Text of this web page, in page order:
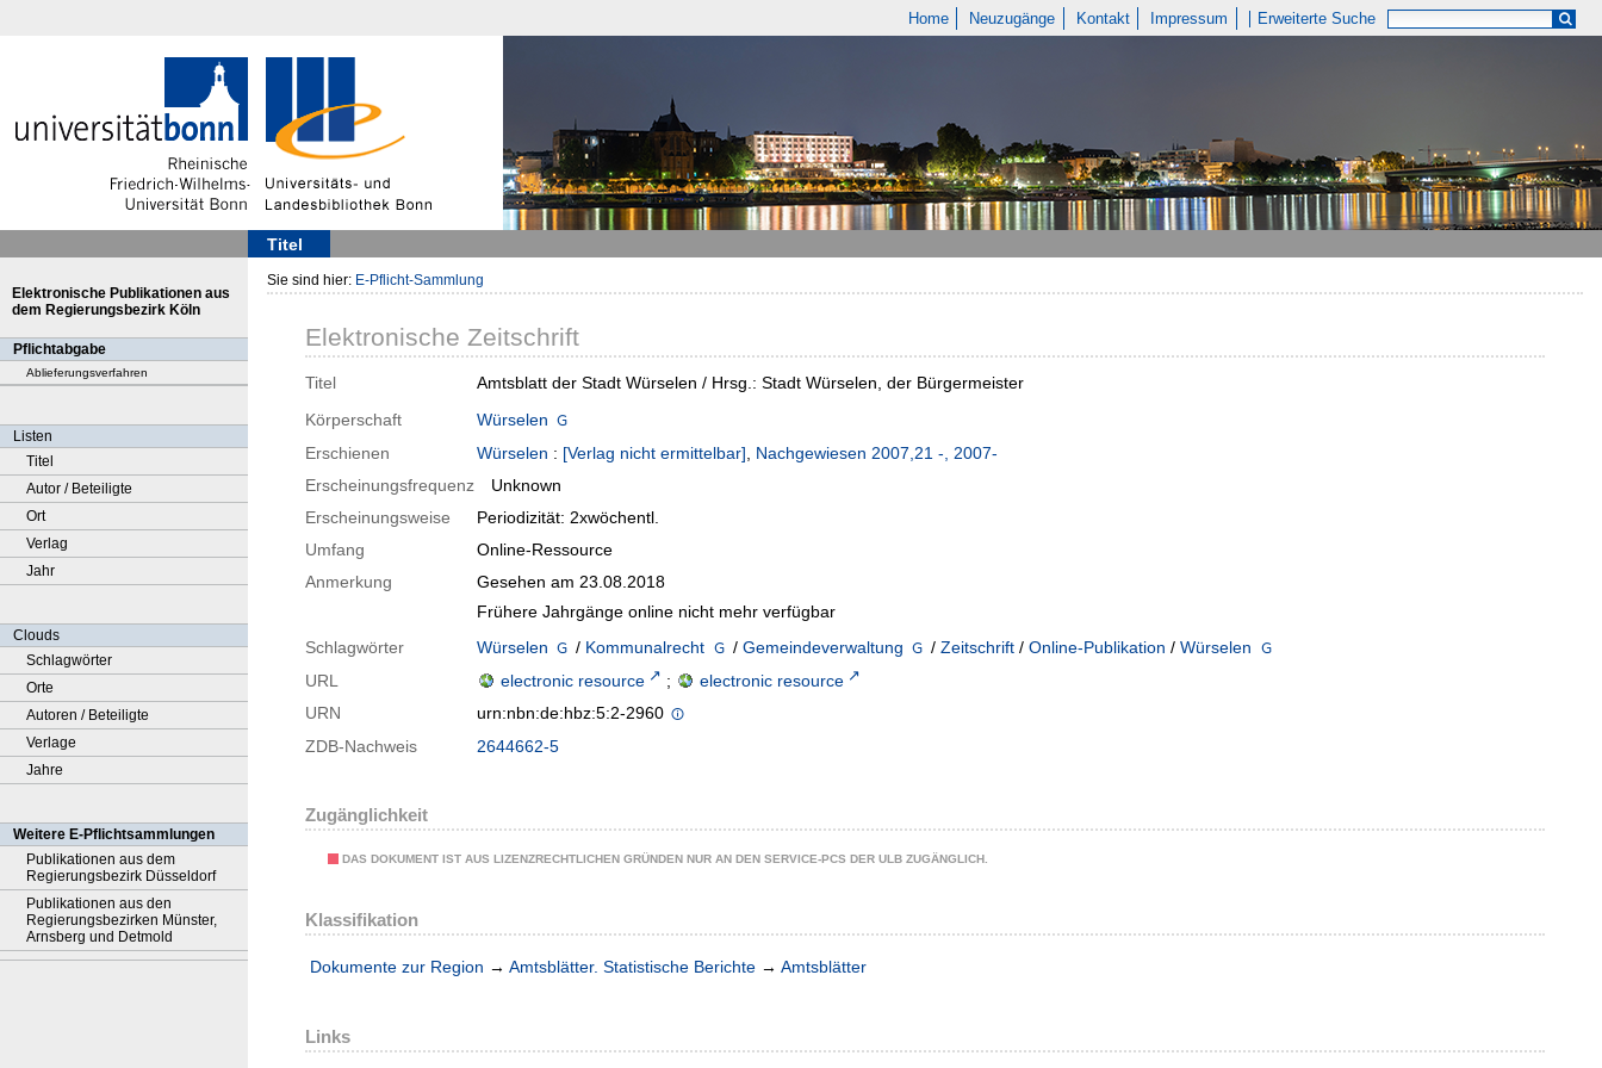
Home Neuzugänge Kontakt Impressum Erweiterte Suche
Titel
Elektronische Publikationen aus
dem Regierungsbezirk Köln
Pflichtabgabe
Ablieferungsverfahren
Listen
Titel
Autor / Beteiligte
Ort
Verlag
Jahr
Clouds
Schlagwörter
Orte
Autoren / Beteiligte
Verlage
Jahre
Weitere E-Pflichtsammlungen
Publikationen aus dem
Regierungsbezirk Düsseldorf
Publikationen aus den
Regierungsbezirken Münster,
Arnsberg und Detmold
Sie sind hier: E-Pflicht-Sammlung
Elektronische Zeitschrift
Titel
Amtsblatt der Stadt Würselen / Hrsg.: Stadt Würselen, der Bürgermeister
Körperschaft
Würselen
Erschienen
Würselen : [Verlag nicht ermittelbar], Nachgewiesen 2007,21 -, 2007-
Erscheinungsfrequenz
Unknown
Erscheinungsweise
Periodizität: 2xwöchentl.
Umfang
Online-Ressource
Anmerkung
Gesehen am 23.08.2018
Frühere Jahrgänge online nicht mehr verfügbar
Schlagwörter
Würselen / Kommunalrecht / Gemeindeverwaltung / Zeitschrift / Online-Publikation / Würselen
URL
electronic resource ;
electronic resource
URN
urn:nbn:de:hbz:5:2-2960
ZDB-Nachweis
2644662-5
Zugänglichkeit
DAS DOKUMENT IST AUS LIZENZRECHTLICHEN GRÜNDEN NUR AN DEN SERVICE-PCS DER ULB ZUGÄNGLICH.
Klassifikation
Dokumente zur Region → Amtsblätter. Statistische Berichte → Amtsblätter
Links